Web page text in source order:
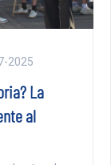
2025
La
al